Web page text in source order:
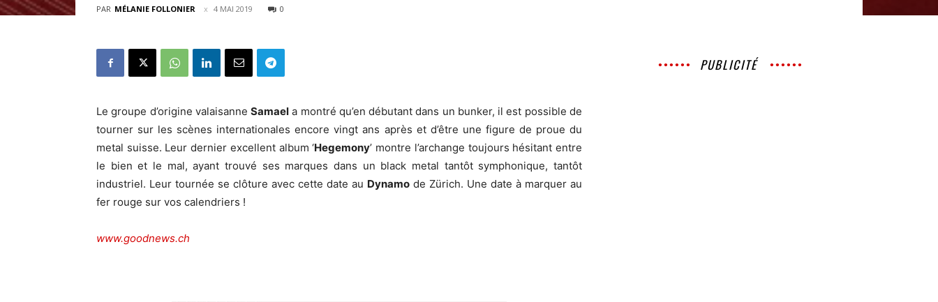
PAR MÉLANIE FOLLONIER 4 MAI 2019 0
Le groupe d’origine valaisanneSamael a montré qu’en débutant dans un bunker, il est possible de
tourner sur les scènes internationales encore vingt ans après et d’être une figure de proue du
metal suisse. Leur dernier excellent album ‘Hegemony’ montre l’archange toujours hésitant entre
le bien et le mal, ayant trouvé ses marques dans un black metal tantôt symphonique, tantôt
industriel. Leur tournée se clôture avec cette date au Dynamo de Zürich. Une date à marquer au
fer rouge sur vos calendriers !
www.goodnews.ch
PUBLICITÉ